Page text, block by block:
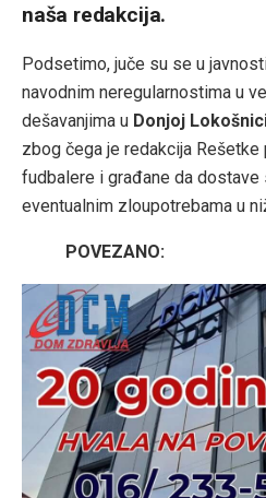
naša redakcija.
Podsetimo, juče su se u
navodnim neregularnostima u
dešavanjima u Donjoj
zbog čega je redakcija
fudbalere i građane da dostave
eventualnim zloupotrebama u
POVEZANO: